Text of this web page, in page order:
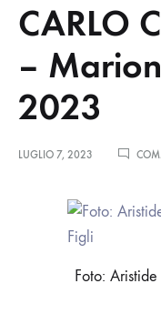
CARLO
–
2023
LUGLIO 7, 2023
Foto: